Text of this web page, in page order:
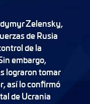
Zelensky,
de Rusia
de la
embargo,
lograron tomar
así lo confirmó
de Ucrania